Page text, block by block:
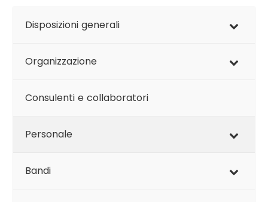
Disposizioni generali
Organizzazione
Consulenti e collaboratori
Personale
Bandi